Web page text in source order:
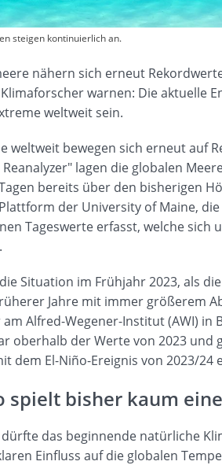
steigen kontinuierlich an.
nähern sich erneut
warnen: Die aktuelle
weltweit sein.
weltweit bewegen sich erneut auf
lagen die globalen
bereits über den bisherigen
der University of Maine,
Tageswerte erfasst, welche sich
Situation im Frühjahr 2023, als
Jahre mit immer größerem
Alfred-Wegener-Institut (AWI) in
oberhalb der Werte von 2023 und
dem El-Niño-Ereignis von 2023/24
spielt bisher kaum
das beginnende natürliche
Einfluss auf die globalen